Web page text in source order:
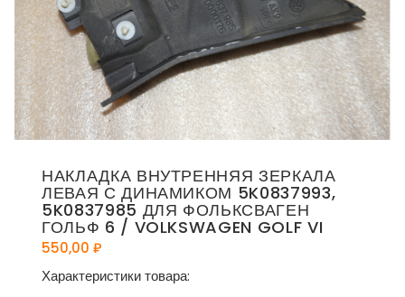
НАКЛАДКА ВНУТРЕННЯЯ ЗЕРКАЛА
ЛЕВАЯ С ДИНАМИКОМ 5K0837993,
5K0837985 ДЛЯ ФОЛЬКСВАГЕН
ГОЛЬФ 6 / VOLKSWAGEN GOLF VI
550,00 ₽
Характеристики товара: